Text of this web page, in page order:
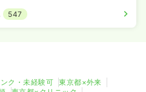
547
ク・未経験可
東京都×外来